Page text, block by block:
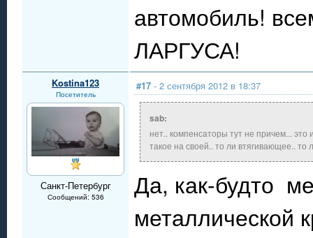
автомобиль!
ЛАРГУСА!
Kostina123
Посетитель
Санкт-Петербург
Сообщений: 536
#17 - 2 сентября 2012 в 18:37
sab:
нет.. компенсаторы тут не причем...
такое на своей.. то ли втягивающее.. то
Да, как-будто
металлической